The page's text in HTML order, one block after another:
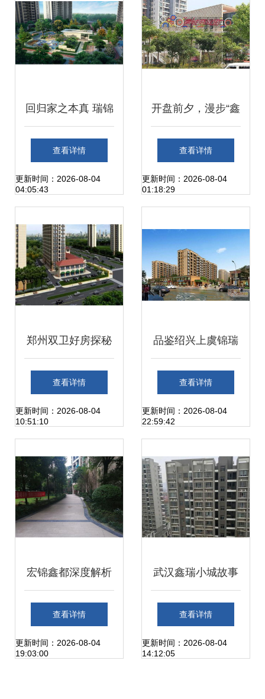
回归家之本真 瑞锦
台以匠心细节诠释
美好生活真谛
查看详情
更新时间：2026-08-04
04:05:43
开盘前夕，漫步“鑫
锦家园A角落生
态”——短摄×邻里
查看详情
更新时间：2026-08-04
01:18:29
郑州双卫好房探秘
鑫锦瑞精美户型与
安居客实用指南
查看详情
更新时间：2026-08-04
10:51:10
品鉴绍兴上虞锦瑞
苑 红豆社区中的生
活美学与居住典范
查看详情
更新时间：2026-08-04
22:59:42
宏锦鑫都深度解析
优点、不足与周边
置业生态
查看详情
更新时间：2026-08-04
19:03:00
武汉鑫瑞小城故事
2室2厅1卫，月租
1600元，随时看房
查看详情
更新时间：2026-08-04
14:12:05